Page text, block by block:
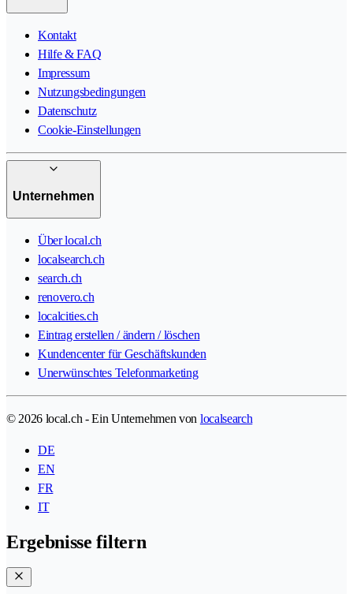
Kontakt
Hilfe & FAQ
Impressum
Nutzungsbedingungen
Datenschutz
Cookie-Einstellungen
Unternehmen
Über local.ch
localsearch.ch
search.ch
renovero.ch
localcities.ch
Eintrag erstellen / ändern / löschen
Kundencenter für Geschäftskunden
Unerwünschtes Telefonmarketing
© 2026 local.ch - Ein Unternehmen von localsearch
DE
EN
FR
IT
Ergebnisse filtern